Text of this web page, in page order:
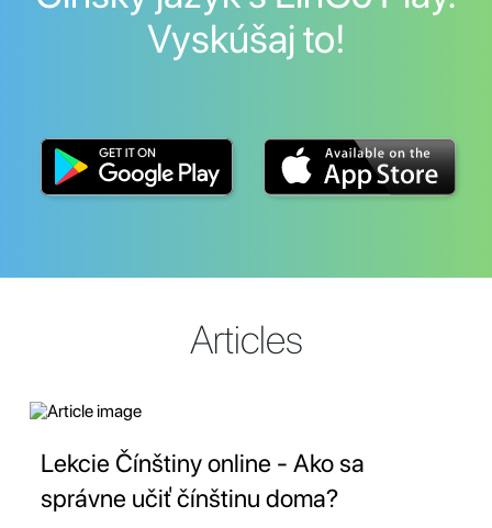
Vyskúšaj to!
Articles
Lekcie Čínštiny online - Ako sa
správne učiť čínštinu doma?